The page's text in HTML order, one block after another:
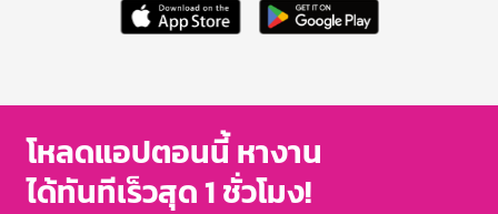
โหลดแอปตอนนี้ หางาน
ได้ทันทีเร็วสุด 1 ชั่วโมง!